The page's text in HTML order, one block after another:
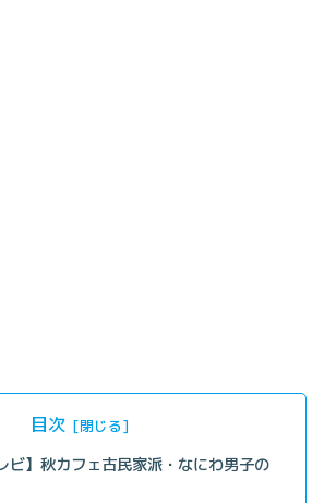
目次
ビ】秋カフェ古民家派・なにわ男子の